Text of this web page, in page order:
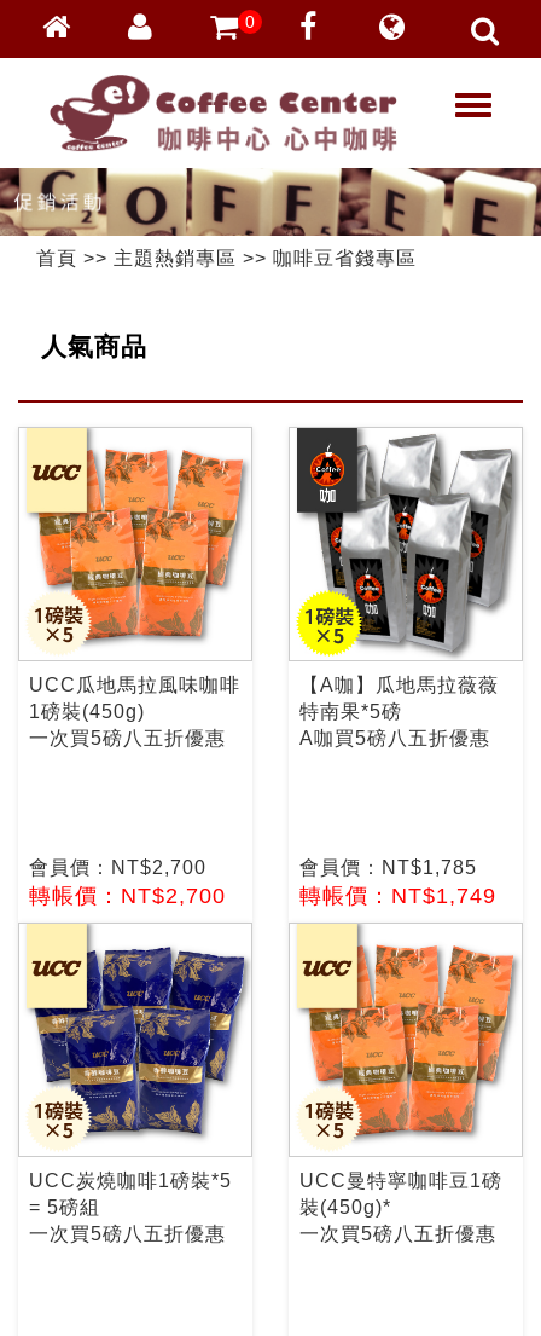
會員登入
忘記密碼
加入會員
VIP登入
VIP申請
0
T
g
l
e
a
t
i
n
首頁 >> 主題熱銷專區 >> 咖啡豆省錢專區
人氣商品
UCC瓜地馬拉風味咖啡
1磅裝(450g)
一次買5磅八五折優惠
會員價：NT$2,700
轉帳價：NT$2,700
【A咖】瓜地馬拉薇薇
特南果*5磅
A咖買5磅八五折優惠
會員價：NT$1,785
轉帳價：NT$1,749
UCC炭燒咖啡1磅裝*5
= 5磅組
一次買5磅八五折優惠
UCC曼特寧咖啡豆1磅
裝(450g)*
一次買5磅八五折優惠